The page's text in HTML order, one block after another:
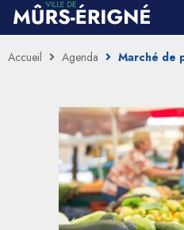
Accueil Agenda Marché de